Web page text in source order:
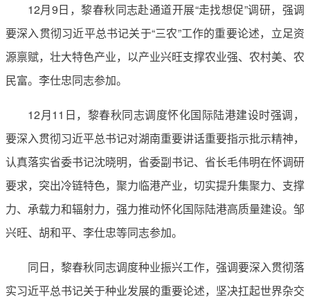
12月9日，黎春秋同志赴通道开展“走找想促”调研，强调
要深入贯彻习近平总书记关于“三农”工作的重要论述，立足资
源禀赋，壮大特色产业，以产业兴旺支撑农业强、农村美、农
民富。李仕忠同志参加。
12月11日，黎春秋同志调度怀化国际陆港建设时强调，
要深入贯彻习近平总书记对湖南重要讲话重要指示批示精神，
认真落实省委书记沈晓明，省委副书记、省长毛伟明在怀调研
要求，突出冷链特色，聚力临港产业，切实提升集聚力、支撑
力、承载力和辐射力，强力推动怀化国际陆港高质量建设。邹
兴旺、胡和平、李仕忠等同志参加。
同日，黎春秋同志调度种业振兴工作，强调要深入贯彻落
实习近平总书记关于种业发展的重要论述，坚决扛起世界杂交